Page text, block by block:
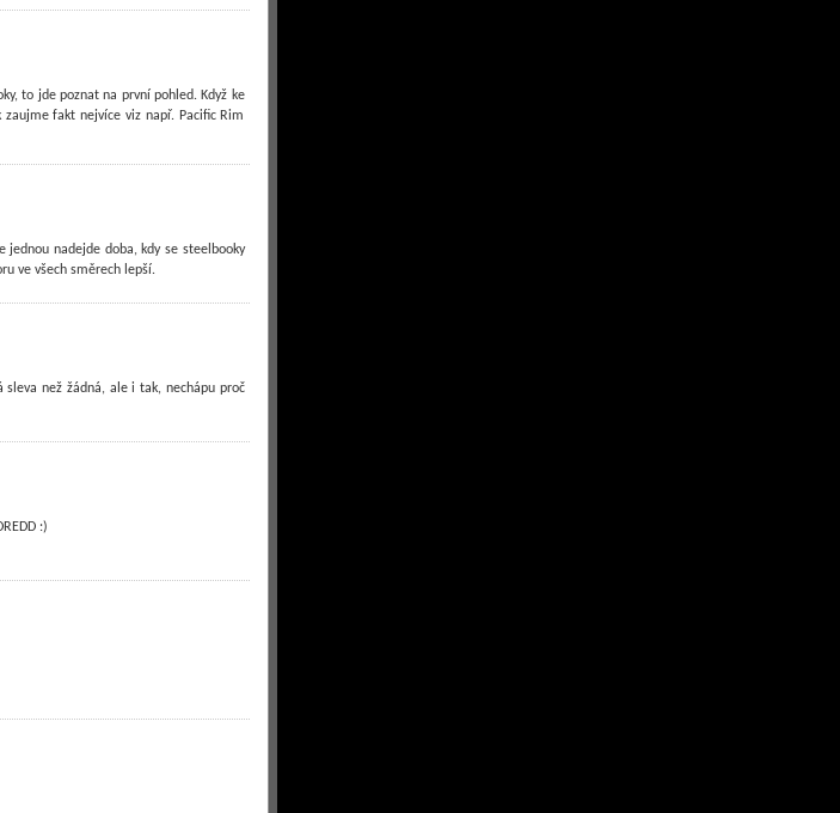
to jde poznat na první pohled. Když ke
fakt nejvíce viz např. Pacific Rim
jednou nadejde doba, kdy se steelbooky
ve všech směrech lepší.
než žádná, ale i tak, nechápu proč
:)